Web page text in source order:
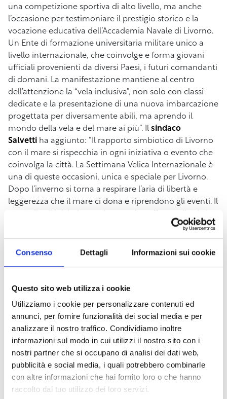
Consenso Dettagli Informazioni sui cookie
Questo sito web utilizza i cookie
Utilizziamo i cookie per personalizzare contenuti ed
annunci, per fornire funzionalità dei social media e per
analizzare il nostro traffico. Condividiamo inoltre
informazioni sul modo in cui utilizzi il nostro sito con i
nostri partner che si occupano di analisi dei dati web,
pubblicità e social media, i quali potrebbero combinarle
con altre informazioni che hai fornito loro o che hanno
raccolto dal tuo utilizzo dei loro servizi.
una competizione sportiva di alto livello, ma anche
l’occasione per testimoniare il prestigio storico e la
vocazione educativa dell’Accademia Navale di Livorno.
Un Ente di formazione universitaria militare unico a
livello internazionale, che coinvolge e forma giovani
ufficiali provenienti da diversi Paesi, i futuri comandanti
di domani. La manifestazione mantiene al centro
dell’attenzione la “vela inclusiva”, non solo con classi
dedicate e la presentazione di una nuova imbarcazione
progettata per diversamente abili, ma aprendo il
mondo della vela e del mare ai più”. Il sindaco
Salvetti ha aggiunto: “Il rapporto simbiotico di Livorno
con il mare si rispecchia in ogni iniziativa o evento che
coinvolga la città. La Settimana Velica Internazionale è
una di queste occasioni, unica e speciale per Livorno.
Dopo l’inverno si torna a respirare l’aria di libertà e
leggerezza che il mare ci dona e riprendono gli eventi. Il
opportunità turistiche e di svago per i cittadini e i turisti
che scelgono Livorno come meta di gite e vacanze”. Il
Presidente del Comitato dei Circoli velici
Italiana Vela, il Comando Accademia Navale che per il